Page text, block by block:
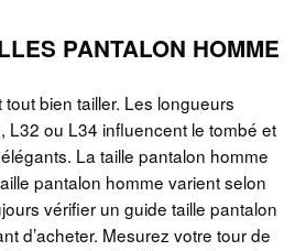
PANTALON HOMME
tout bien tailler. Les longueurs
L32 ou L34 influencent le tombé et
La taille pantalon homme
pantalon homme varient selon
vérifier un guide taille pantalon
d’acheter. Mesurez votre tour de